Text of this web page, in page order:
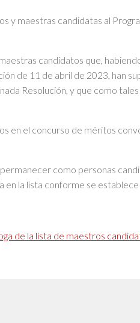
y maestras candidatas al
candidatos que,
de 11 de abril de 2023, han
Resolución, y que como tales
en el concurso de méritos
como personas
la lista conforme se
de la lista de maestros